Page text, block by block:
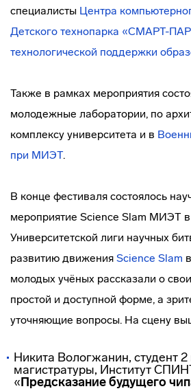
специалисты Центра
Детского технопарка «СМАРТ-
технологической поддержки
Также в рамках мероприятия
молодежные лаборатории, по
комплексу университета и в
при МИЭТ.
В конце фестиваля состоялось
мероприятие Science Slam МИЭТ
Университетской лиги научных
развитию движения Science Slam
молодых учёных рассказали о
простой и доступной форме, а
уточняющие вопросы. На сцену
Никита Вологжанин, студент 2
магистратуры, Институт
«Предсказание будущего